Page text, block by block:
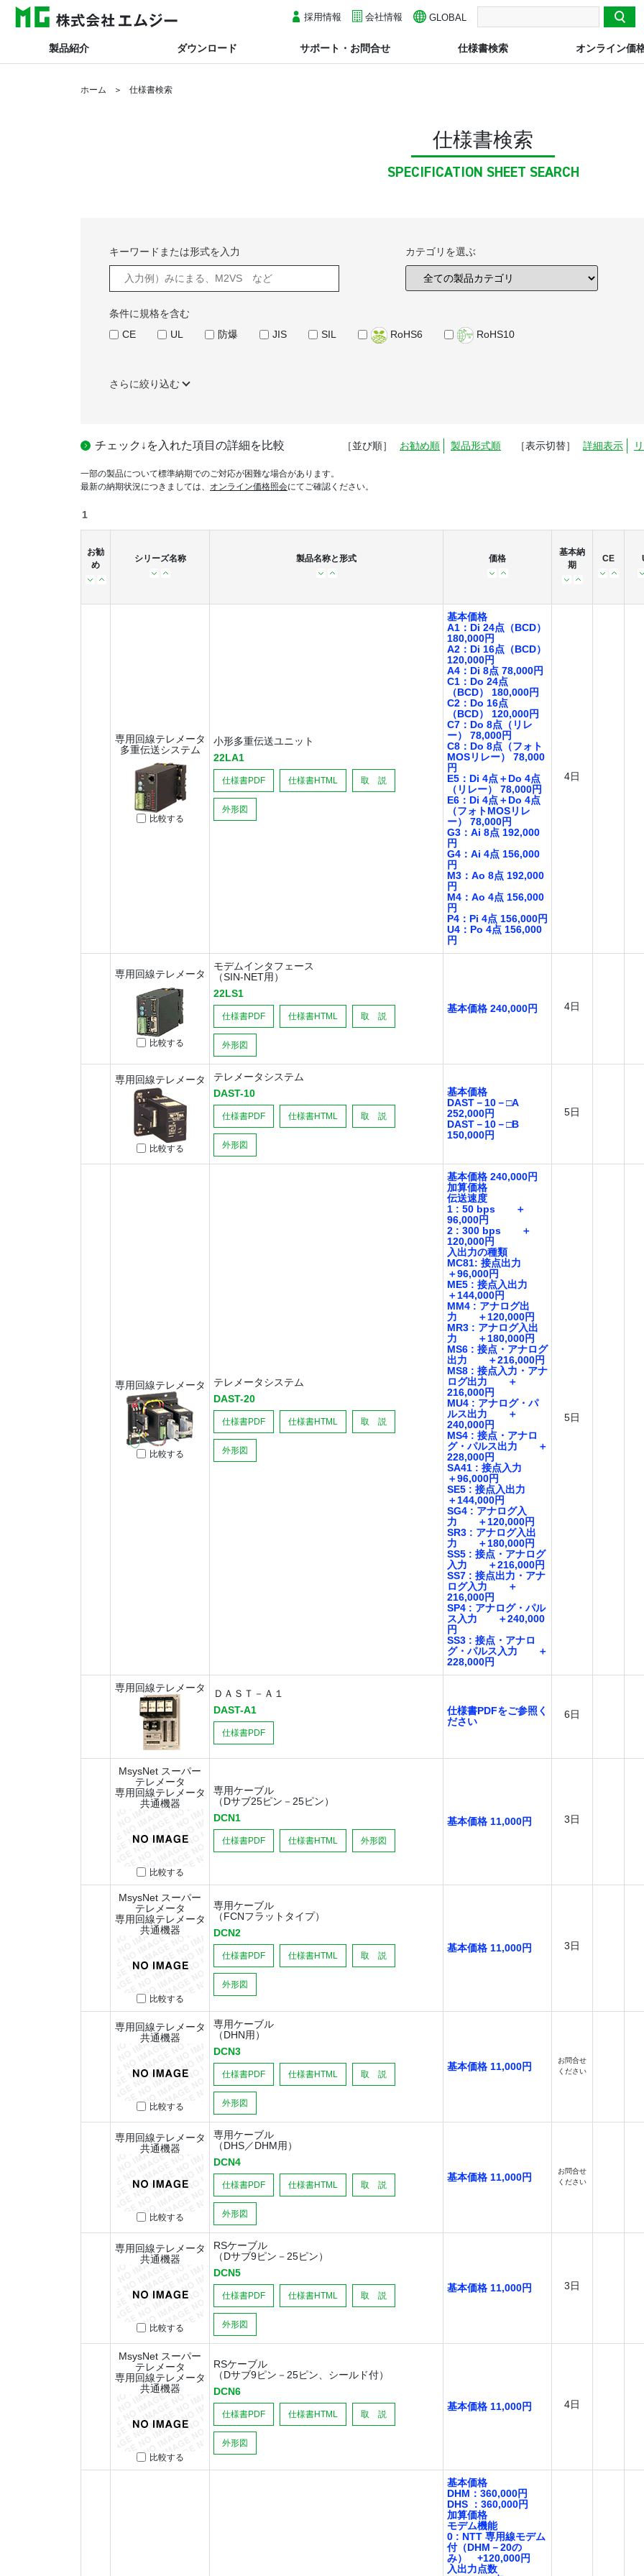
採用情報 会社情報 GLOBAL 検索
製品紹介 ダウンロード サポート・お問合せ 仕様書検索 オンライン価
ホーム 仕様書検索
仕様書検索
SPECIFICATION SHEET SEARCH
キーワードまたは形式を入力 カテゴリを選ぶ
条件に規格を含む
CE
UL 防爆 JIS SIL RoHS6 RoHS10
さらに絞り込む
チェック↓を入れた項目の詳細を比較 ［並び順］ お勧め順 製品形式順 ［表示切替］ 詳細表示
一部の製品について標準納期でのご対応が困難な場合があります。
最新の納期状況につきましては、 オンライン価格照会にてご確認ください。
1
お勧
め
シリーズ名称 製品名称と形式 価格
基本納
期
CE
専用回線テレメータ
多重伝送システム
比較する
小形多重伝送ユニット
22LA1
仕様書PDF 仕様書HTML 取 説
外形図
基本価格
A1：Di 24点（BCD）
180,000円
A2：Di 16点（BCD）
120,000円
A4：Di 8点 78,000円
C1：Do 24点
（BCD） 180,000円
C2：Do 16点
（BCD） 120,000円
C7：Do 8点（リレ
ー） 78,000円
C8：Do 8点（フォト
MOSリレー） 78,000
円
E5：Di 4点＋Do 4点
（リレー） 78,000円
E6：Di 4点＋Do 4点
（フォトMOSリレ
ー） 78,000円
G3：Ai 8点 192,000
円
G4：Ai 4点 156,000
円
M3：Ao 8点 192,000
円
M4：Ao 4点 156,000
円
P4：Pi 4点 156,000円
U4：Po 4点 156,000
円
4日
専用回線テレメータ
比較する
モデムインタフェース
（SIN-NET用）
22LS1
仕様書PDF 仕様書HTML 取 説
外形図
基本価格 240,000円 4日
専用回線テレメータ
比較する
テレメータシステム
DAST-10
仕様書PDF 仕様書HTML 取 説
外形図
基本価格
DAST－10－□A
252,000円
DAST－10－□B
150,000円
5日
専用回線テレメータ
比較する
テレメータシステム
DAST-20
仕様書PDF 仕様書HTML 取 説
外形図
基本価格 240,000円
加算価格
伝送速度
1 : 50 bps ＋
96,000円
2 : 300 bps ＋
120,000円
入出力の種類
MC81: 接点出力
＋96,000円
ME5 : 接点入出力
＋144,000円
MM4 : アナログ出
力 ＋120,000円
MR3 : アナログ入出
力 ＋180,000円
MS6 : 接点・アナログ
出力 ＋216,000円
MS8 : 接点入力・アナ
ログ出力 ＋
216,000円
MU4 : アナログ・パ
ルス出力 ＋
240,000円
MS4 : 接点・アナロ
グ・パルス出力 ＋
228,000円
SA41 : 接点入力
＋96,000円
SE5 : 接点入出力
＋144,000円
SG4 : アナログ入
力 ＋120,000円
SR3 : アナログ入出
力 ＋180,000円
SS5 : 接点・アナログ
入力 ＋216,000円
SS7 : 接点出力・アナ
ログ入力 ＋
216,000円
SP4 : アナログ・パル
ス入力 ＋240,000
円
SS3 : 接点・アナロ
グ・パルス入力 ＋
228,000円
5日
専用回線テレメータ
ＤＡＳＴ－Ａ１
DAST-A1
仕様書PDF
仕様書PDFをご参照く
ださい
6日
MsysNet スーパー
テレメータ
専用回線テレメータ
共通機器
比較する
専用ケーブル
（Dサブ25ピン－25ピン）
DCN1
仕様書PDF 仕様書HTML 外形図
基本価格 11,000円 3日
MsysNet スーパー
テレメータ
専用回線テレメータ
共通機器
比較する
専用ケーブル
（FCNフラットタイプ）
DCN2
仕様書PDF 仕様書HTML 取 説
外形図
基本価格 11,000円 3日
専用回線テレメータ
共通機器
比較する
専用ケーブル
（DHN用）
DCN3
仕様書PDF 仕様書HTML 取 説
外形図
基本価格 11,000円
お問合せ
ください
専用回線テレメータ
共通機器
比較する
専用ケーブル
（DHS／DHM用）
DCN4
仕様書PDF 仕様書HTML 取 説
外形図
基本価格 11,000円
お問合せ
ください
専用回線テレメータ
共通機器
比較する
RSケーブル
（Dサブ9ピン－25ピン）
DCN5
仕様書PDF 仕様書HTML 取 説
外形図
基本価格 11,000円 3日
MsysNet スーパー
テレメータ
専用回線テレメータ
共通機器
比較する
RSケーブル
（Dサブ9ピン－25ピン、シールド付）
DCN6
仕様書PDF 仕様書HTML 取 説
外形図
基本価格 11,000円 4日
基本価格
DHM：360,000円
DHS ：360,000円
加算価格
モデム機能
0 : NTT 専用線モデム
付（DHM－20の
み） +120,000円
入出力点数